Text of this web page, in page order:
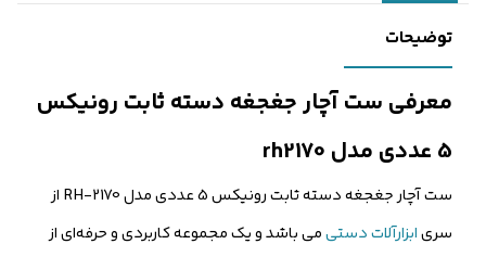
شما تماس می‌گیرند.
ثبت درخواست مشاوره رایگان
توضیحات
معرفی ست آچار جغجغه دسته ثابت رونیکس
5 عددی مدل rh2170
ست آچار جغجغه دسته ثابت رونیکس 5 عددی مدل RH-2170 از
سریابزارآلات دستیمی باشد و یک مجموعه کاربردی و حرفه‌ای از